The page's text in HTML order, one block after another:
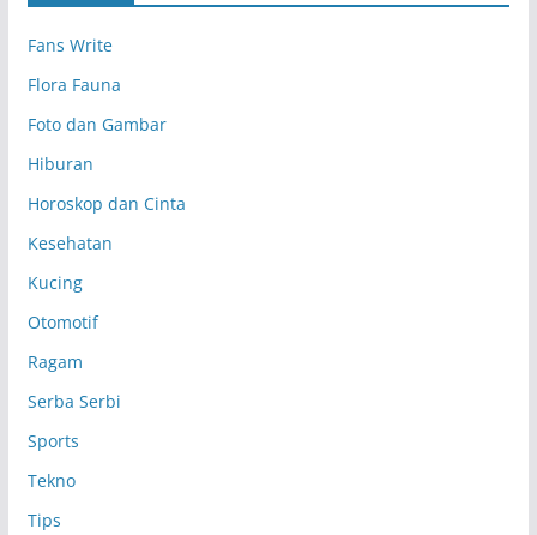
Fans Write
Flora Fauna
Foto dan Gambar
Hiburan
Horoskop dan Cinta
Kesehatan
Kucing
Otomotif
Ragam
Serba Serbi
Sports
Tekno
Tips